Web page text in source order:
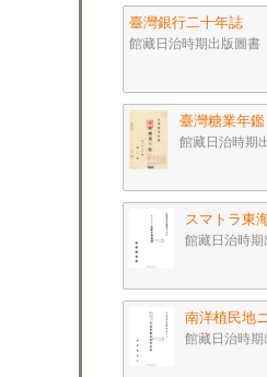
臺灣銀行二十年誌
館藏日治時期出版圖書
臺灣糖業年鑑
館藏日治時期
スマトラ東
館藏日治時期
南洋植民地
館藏日治時期